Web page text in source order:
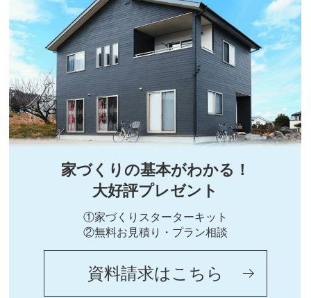
家づくりの基本がわかる！
大好評プレゼント
①家づくりスターターキット
②無料お見積り・プラン相談
資料請求はこちら